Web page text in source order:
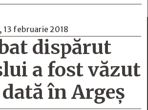
februarie 2018
dispărut
a fost văzut
în Argeș